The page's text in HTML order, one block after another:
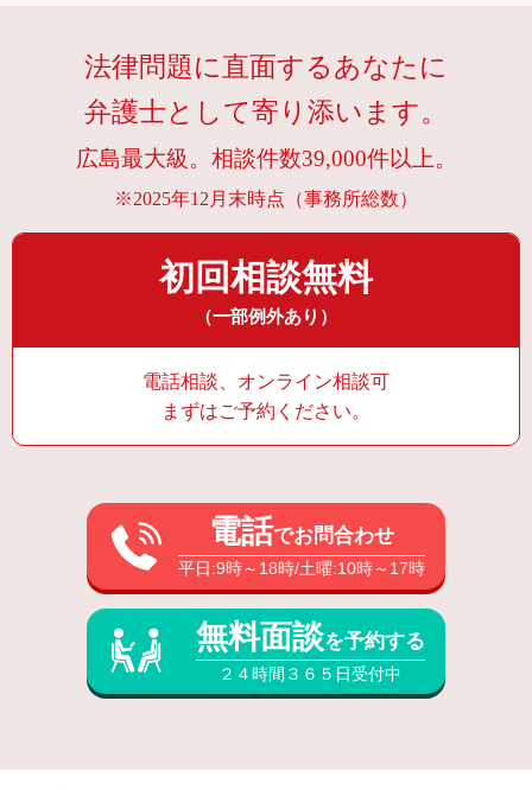
法律問題に直面するあなたに
弁護士として寄り添います。
広島最大級。相談件数39,000件以上。
※2025年12月末時点（事務所総数）
初回相談無料
（一部例外あり）
電話相談、オンライン相談可
まずはご予約ください。
電話でお問合わせ
平日:9時～18時/土曜:10時～17時
無料面談を予約する
２４時間３６５日受付中